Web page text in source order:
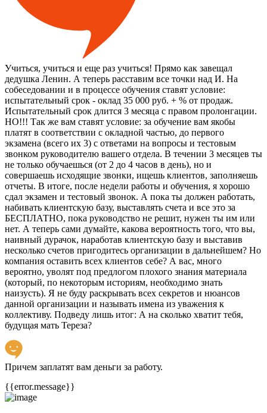
Учиться, учиться и еще раз учиться! Прямо как завещал
дедушка Ленин. А теперь расставим все точки над И. На
собеседовании и в процессе обучения ставят условие:
испытательный срок - оклад 35 000 руб. + % от продаж.
Испытательный срок длится 3 месяца с правом пролонгации.
НО!!! Так же вам ставят условие: за обучение вам якобы
платят в соответствии с окладной частью, до первого
экзамена (всего их 3) с ответами на вопросы и тестовым
звонком руководителю вашего отдела. В течении 3 месяцев ты
не только обучаешься (от 2 до 4 часов в день), но и
совершаешь исходящие звонки, ищешь клиентов, заполняешь
отчеты. В итоге, после недели работы и обучения, я хорошо
сдал экзамен и тестовый звонок. А пока ты должен работать,
набивать клиентскую базу, выставлять счета и все это за
БЕСПЛАТНО, пока руководство не решит, нужен ты им или
нет. А теперь сами думайте, какова вероятность того, что вы,
наивный дурачок, наработав клиентскую базу и выставив
несколько счетов пригодитесь организации в дальнейшем? Но
компания оставить всех клиентов себе? А вас, много
вероятно, уволят под предлогом плохого знания материала
(который, по некоторым историям, необходимо знать
наизусть). Я не буду раскрывать всех секретов и нюансов
данной организации и называть имена из уважения к
коллективу. Подведу лишь итог: А на сколько хватит тебя,
будущая мать Тереза?
Причем заплатят вам деньги за работу.
{{error.message}}